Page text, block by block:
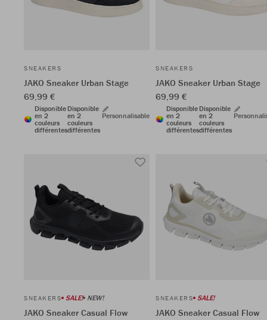
SNEAKERS
JAKO Sneaker Urban Stage
69,99 €
Disponible
en 2
couleurs
différentes
Disponible
en 2
couleurs
différentes
Personnalisable
SNEAKERS
JAKO Sneaker Urban Stage
69,99 €
Disponible
en 2
couleurs
différentes
Disponible
en 2
couleurs
différentes
SNEAKERS SALE! NEW!
JAKO Sneaker Casual Flow
SNEAKERS SALE!
JAKO Sneaker Casual Flow